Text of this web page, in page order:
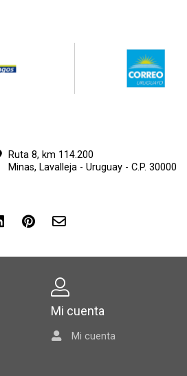
Ruta 8, km 114.200
Minas, Lavalleja - Uruguay - C.P. 30000
Mi cuenta
Mi cuenta